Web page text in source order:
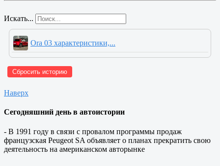
Искать...
Ora 03 характеристики,...
Сбросить историю
Наверх
Сегодняшний день в автоистории
- В 1991 году в связи с провалом программы продаж
французская Peugeot SA объявляет о планах прекратить свою
деятельность на американском авторынке